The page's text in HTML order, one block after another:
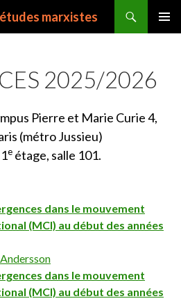
marxistes
2025/2026
Pierre et Marie Curie4,
(métro Jussieu)
1e étage, salle 101.
dans le mouvement
(MCI) au début des années
dans le mouvement
(MCI) au début des années